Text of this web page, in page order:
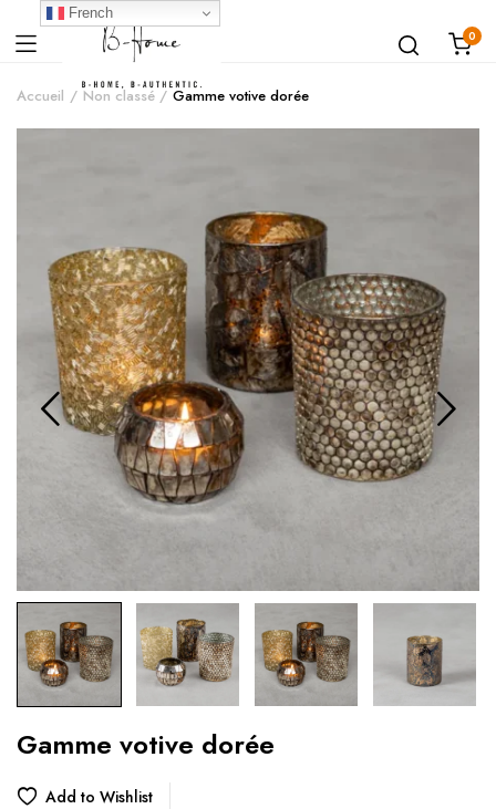
0
Accueil Non classé Gamme votive dorée
Gamme votive dorée
Add to Wishlist
French